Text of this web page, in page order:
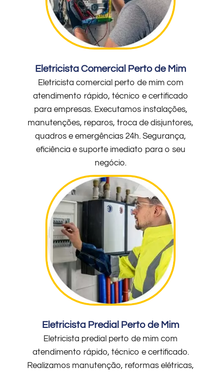
Eletricista Comercial Perto de Mim
Eletricista comercial perto de mim com
atendimento rápido, técnico e certificado
para empresas. Executamos instalações,
manutenções, reparos, troca de disjuntores,
quadros e emergências 24h. Segurança,
eficiência e suporte imediato para o seu
negócio.
Eletricista Predial Perto de Mim
Eletricista predial perto de mim com
atendimento rápido, técnico e certificado.
Realizamos manutenção, reformas elétricas,